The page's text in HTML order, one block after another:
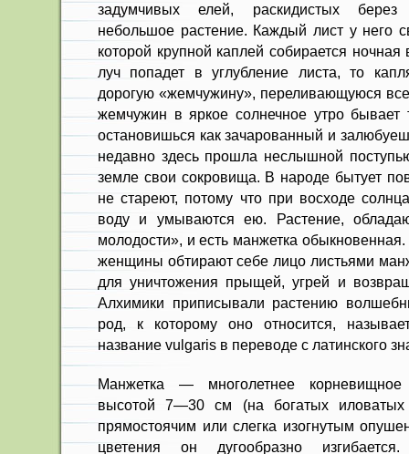
задумчивых елей, раскидистых
небольшое растение. Каждый лист у него
которой крупной каплей собирается
луч попадет в углубление листа, то
дорогую «жемчужину», переливающуюся
жемчужин в яркое солнечное утро бывает
остановишься как зачарованный и
недавно здесь прошла неслышной
земле свои сокровища. В народе бытует
не стареют, потому что при восходе
воду и умываются ею. Растение,
молодости», и есть манжетка
женщины обтирают себе лицо листьями
для уничтожения прыщей, угрей и
Алхимики приписывали растению
род, к которому оно относится,
название vulgaris в переводе с латинского
Манжетка — многолетнее корневищное
высотой 7—30 см (на богатых
прямостоячим или слегка изогнутым
цветения он дугообразно